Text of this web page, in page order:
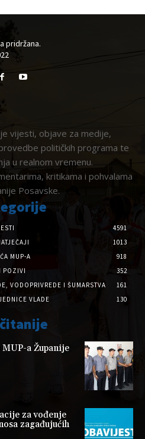
pridržana.
vijesti, objave za medije,
političkih programa te
u realnom vremenu.
kritikama i pohvalama
Posavske.
4591
1013
MUP-A
918
POZIVI
352
VODOPRIVREDE I ŠUMARSTVA
161
VLADE
130
a Županije
za vođenje
zagađujućih